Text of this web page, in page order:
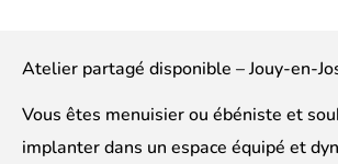
Atelier partagé disponible – Jouy-en-
Vous êtes menuisier ou ébéniste et
implanter dans un espace équipé et